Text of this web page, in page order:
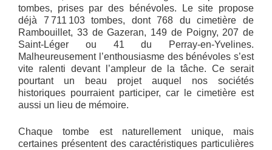
tombes, prises par des bénévoles. Le site propose
déjà 7 711 103 tombes, dont 768 du cimetière de
Rambouillet, 33 de Gazeran, 149 de Poigny, 207 de
Saint-Léger ou 41 du Perray-en-Yvelines.
Malheureusement l’enthousiasme des bénévoles s’est
vite ralenti devant l’ampleur de la tâche. Ce serait
pourtant un beau projet auquel nos sociétés
historiques pourraient participer, car le cimetière est
aussi un lieu de mémoire.
Chaque tombe est naturellement unique, mais
certaines présentent des caractéristiques particulières